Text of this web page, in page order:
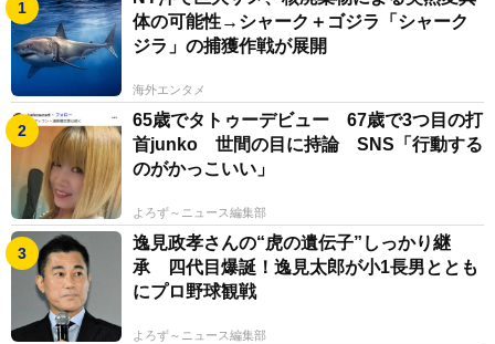
体の可能性→シャーク＋ゴジラ「シャーク
ジラ」の捕獲作戦が展開
海外エンタメ
65歳でタトゥーデビュー 67歳で3つ目の打
首junko 世間の目に持論 SNS「行動する
のがかっこいい」
よろず～ニュース編集部
逸見政孝さんの“虎の遺伝子”しっかり継
承 四代目爆誕！逸見太郎が小1長男ととも
にプロ野球観戦
よろず～ニュース編集部